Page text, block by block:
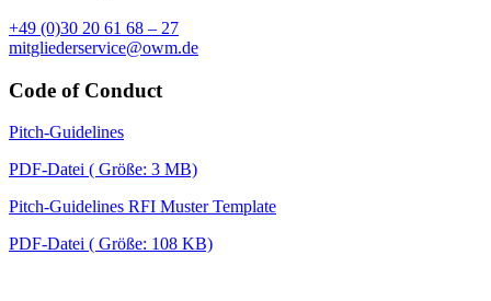
+49 (0)30 20 61 68 – 27
mitgliederservice@owm.de
Code of Conduct
Pitch-Guidelines
PDF-Datei ( Größe: 3 MB)
Pitch-Guidelines RFI Muster Template
PDF-Datei ( Größe: 108 KB)